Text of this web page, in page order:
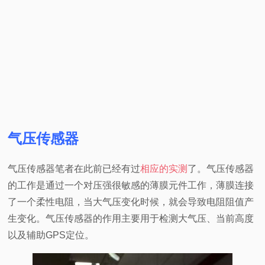
气压传感器
气压传感器笔者在此前已经有过相应的实测 了。气压传感器
的工作是通过一个对压强很敏感的薄膜元件工作，薄膜连接
了一个柔性电阻，当大气压变化时候，就会导致电阻阻值产
生变化。气压传感器的作用主要用于检测大气压、当前高度
以及辅助GPS定位。